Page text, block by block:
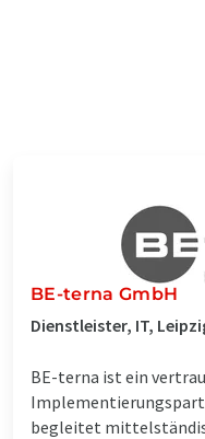
BE-terna GmbH
Dienstleister, IT,
BE-terna ist ein
begleitet